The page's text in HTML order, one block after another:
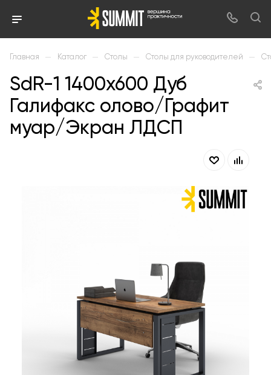
Главная — Каталог — Столы — Столы для руководителей —
SdR-1 1400х600 Дуб
Галифакс олово/Графит
муар/Экран ЛДСП